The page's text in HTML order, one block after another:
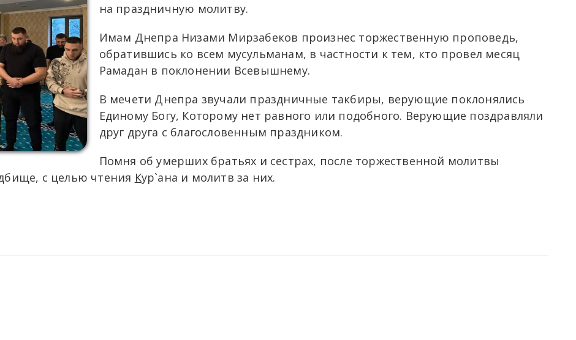
на праздничную молитву.
Имам Днепра Низами Мирзабеков произнес торжественную проповедь,
обратившись ко всем мусульманам, в частности к тем, кто провел месяц
Рамадан в поклонении Всевышнему.
В мечети Днепра звучали праздничные такбиры, верующие поклонялись
Единому Богу, Которому нет равного или подобного. Верующие поздравляли
друг друга с благословенным праздником.
Помня об умерших братьях и сестрах, после торжественной молитвы
с целью чтения Кур`ана и молитв за них.